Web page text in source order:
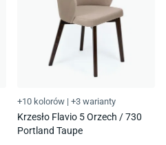
+10 kolorów | +3 warianty
Krzesło Flavio 5 Orzech / 730
Portland Taupe